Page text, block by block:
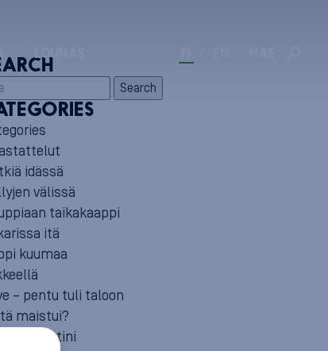
LOUNAS
Search
idässä
välissä
taikakaappi
itä
kuumaa
– pentu tuli taloon
maistui?
reseptini